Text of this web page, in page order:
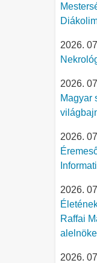
2026.
2026.
Magyar
2026.
2026.
Raffai
alelnöke
2026.